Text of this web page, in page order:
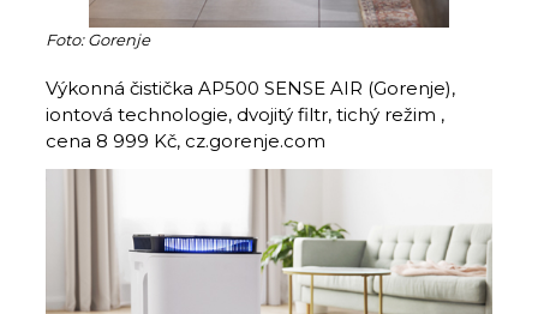
Foto: Gorenje
Výkonná čistička AP500 SENSE AIR (Gorenje),
iontová technologie, dvojitý filtr, tichý režim ,
cena 8 999 Kč, cz.gorenje.com